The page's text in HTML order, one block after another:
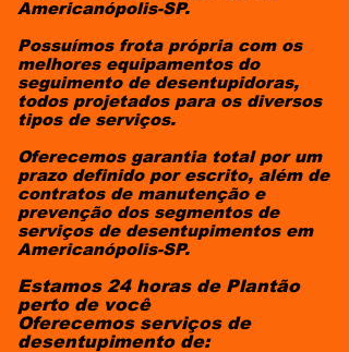
Americanópolis-SP.
Possuímos frota própria com os
melhores equipamentos do
seguimento de desentupidoras,
todos projetados para os diversos
tipos de serviços.
Oferecemos garantia total por um
prazo definido por escrito, além de
contratos de manutenção e
prevenção dos segmentos de
serviços de desentupimentos em
Americanópolis-SP.​
Estamos 24 horas de Plantão
perto de você
Oferecemos serviços de
desentupimento de: